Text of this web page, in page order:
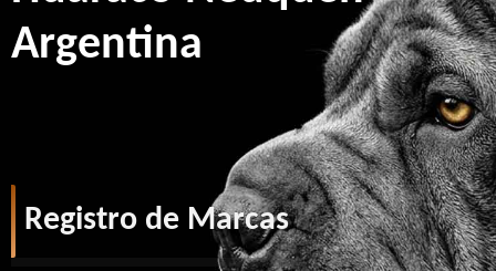
Argentina
Registro de Marcas